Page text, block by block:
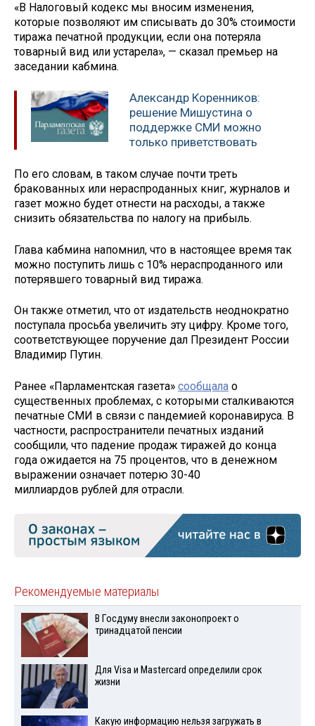
«В Налоговый кодекс мы вносим изменения,
которые позволяют им списывать до 30% стоимости
тиража печатной продукции, если она потеряла
товарный вид или устарела», — сказал премьер на
заседании кабмина.
Александр Коренников:
решение Мишустина о
поддержке СМИ можно
только приветствовать
По его словам, в таком случае почти треть
бракованных или нераспроданных книг, журналов и
газет можно будет отнести на расходы, а также
снизить обязательства по налогу на прибыль.
Глава кабмина напомнил, что в настоящее время так
можно поступить лишь с 10% нераспроданного или
потерявшего товарный вид тиража.
Он также отметил, что от издательств неоднократно
поступала просьба увеличить эту цифру. Кроме того,
соответствующее поручение дал Президент России
Владимир Путин.
Ранее «Парламентская газета» сообщала о
существенных проблемах, с которыми сталкиваются
печатные СМИ в связи с пандемией коронавируса. В
частности, распространители печатных изданий
сообщили, что падение продаж тиражей до конца
года ожидается на 75 процентов, что в денежном
выражении означает потерю 30-40
миллиардов рублей для отрасли.
Рекомендуемые материалы
В Госдуму внесли законопроект о
тринадцатой пенсии
Для Visа и Mastercard определили срок
жизни
Какую информацию нельзя загружать в